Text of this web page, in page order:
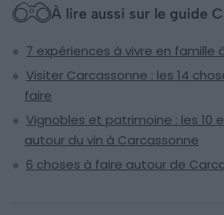
À lire aussi sur le guide
7 expériences à vivre en famille
Visiter Carcassonne : les 14
faire
Vignobles et patrimoine : les 10
autour du vin à Carcassonne
6 choses à faire autour de